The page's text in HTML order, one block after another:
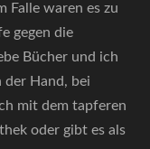
Falle waren es zu
gegen die
Bücher und ich
der Hand, bei
mit dem tapferen
oder gibt es als